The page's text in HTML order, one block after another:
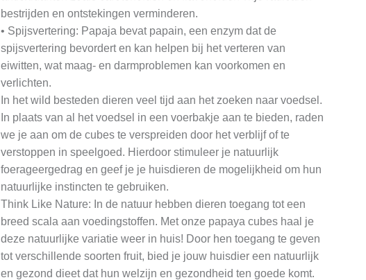
bestrijden en ontstekingen verminderen.
• Spijsvertering: Papaja bevat papain, een enzym dat de
spijsvertering bevordert en kan helpen bij het verteren van
eiwitten, wat maag- en darmproblemen kan voorkomen en
verlichten.
In het wild besteden dieren veel tijd aan het zoeken naar voedsel.
In plaats van al het voedsel in een voerbakje aan te bieden, raden
we je aan om de cubes te verspreiden door het verblijf of te
verstoppen in speelgoed. Hierdoor stimuleer je natuurlijk
foerageergedrag en geef je je huisdieren de mogelijkheid om hun
natuurlijke instincten te gebruiken.
Think Like Nature: In de natuur hebben dieren toegang tot een
breed scala aan voedingstoffen. Met onze papaya cubes haal je
deze natuurlijke variatie weer in huis! Door hen toegang te geven
tot verschillende soorten fruit, bied je jouw huisdier een natuurlijk
en gezond dieet dat hun welzijn en gezondheid ten goede komt.